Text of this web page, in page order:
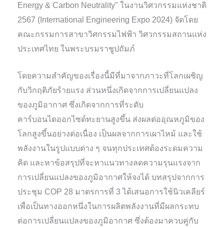
Energy & Carbon Neutrality" ในงานวิศวกรรมแห่งชาติ
2567 (International Engineering Expo 2024) จัดโดย
คณะกรรมการสาขาวิศกรรมไฟฟ้า วิศวกรรมสถานแห่ง
ประเทศไทย ในพระบรมราชูปถัมภ์
โดยความสำคัญของเรื่องนี้มีที่มาจากภาวะที่โลกเผชิญ
กับวิกฤติภัยร้ายแรง ส่วนหนึ่งเกิดจากการเปลี่ยนแปลง
ของภูมิอากาศ ซึ่งเกิดจากการที่ระดับ
คาร์บอนไดออกไซด์ทะยานสูงขึ้น ส่งผลต่ออุณหภูมิของ
โลกสูงขึ้นอย่างต่อเนื่อง เป็นผลจากการเผาไหม้ และใช้
พลังงานในรูปแบบต่าง ๆ จนทุกประเทศต้องระดมความ
คิด และหาข้อสรุปที่จะหาแนวทางลดความรุนแรงจาก
การเปลี่ยนแปลงของภูมิอากาศให้จงได้ บทสรุปจากการ
ประชุม COP 28 มาตรการที่ 3 ได้เสนอการใช้นิวเคลียร์
เพื่อเป็นทางออกหนึ่งในการผลิตพลังงานที่มีผลกระทบ
ต่อการเปลี่ยนแปลงของภูมิอากาศ ซึ่งต้องมาควบคู่กับ